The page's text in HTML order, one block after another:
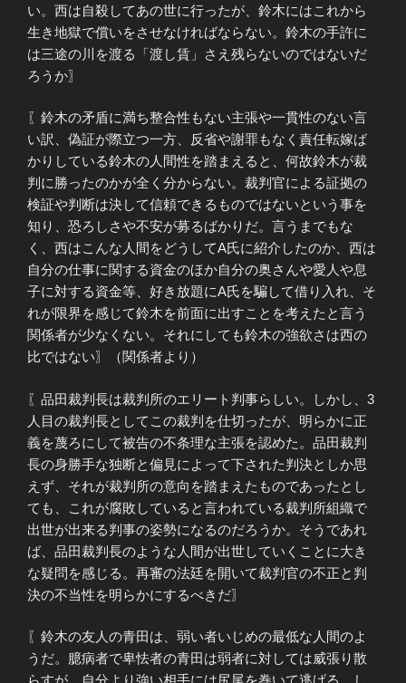
い。西は自殺してあの世に行ったが、鈴木にはこれから
生き地獄で償いをさせなければならない。鈴木の手許に
は三途の川を渡る「渡し賃」さえ残らないのではないだ
ろうか〗
〖鈴木の矛盾に満ち整合性もない主張や一貫性のない言
い訳、偽証が際立つ一方、反省や謝罪もなく責任転嫁ば
かりしている鈴木の人間性を踏まえると、何故鈴木が裁
判に勝ったのかが全く分からない。裁判官による証拠の
検証や判断は決して信頼できるものではないという事を
知り、恐ろしさや不安が募るばかりだ。言うまでもな
く、西はこんな人間をどうしてA氏に紹介したのか、西は
自分の仕事に関する資金のほか自分の奥さんや愛人や息
子に対する資金等、好き放題にA氏を騙して借り入れ、そ
れが限界を感じて鈴木を前面に出すことを考えたと言う
関係者が少なくない。それにしても鈴木の強欲さは西の
比ではない〗（関係者より）
〖品田裁判長は裁判所のエリート判事らしい。しかし、3
人目の裁判長としてこの裁判を仕切ったが、明らかに正
義を蔑ろにして被告の不条理な主張を認めた。品田裁判
長の身勝手な独断と偏見によって下された判決としか思
えず、それが裁判所の意向を踏まえたものであったとし
ても、これが腐敗していると言われている裁判所組織で
出世が出来る判事の姿勢になるのだろうか。そうであれ
ば、品田裁判長のような人間が出世していくことに大き
な疑問を感じる。再審の法廷を開いて裁判官の不正と判
決の不当性を明らかにするべきだ〗
〖鈴木の友人の青田は、弱い者いじめの最低な人間のよ
うだ。臆病者で卑怯者の青田は弱者に対しては威張り散